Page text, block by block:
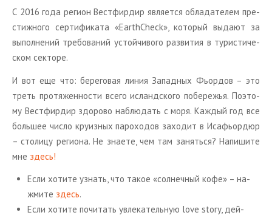
С 2016 года ре­ги­он Вест­фир­дир яв­ля­ет­ся об­ла­да­те­лем пре­
стиж­но­го сер­ти­фи­ка­та «EarthCheck», ко­то­рый вы­да­ют за
вы­пол­не­ний тре­бо­ва­ний устой­чи­во­го раз­ви­тия в ту­ри­сти­че­
ском сек­то­ре.
И вот еще что: бе­ре­го­вая линия За­пад­ных Фьор­дов – это
треть про­тя­жен­но­сти всего ис­ланд­ско­го по­бе­ре­жья. По­это­
му Вест­фир­дир здо­ро­во на­блю­дать с моря. Каж­дый год все
боль­шее число кру­из­ных па­ро­хо­дов за­хо­дит в Ис­а­фьор­дюр
– сто­ли­цу ре­ги­о­на. Не зна­е­те, чем там за­нять­ся? На­пи­ши­те
мне здесь!
Если хо­ти­те узнать, что такое «сол­неч­ный кофе» – на­
жми­те здесь.
Если хо­ти­те по­чи­тать увле­ка­тель­ную love story, дей­